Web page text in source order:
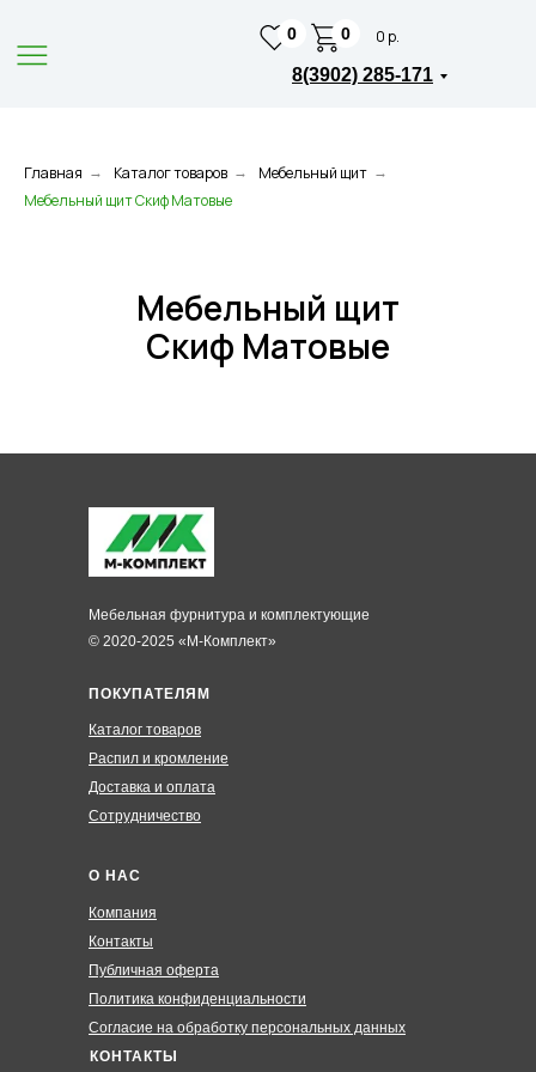
8(3902) 285-171
0 0 р.
0
Главная → Каталог товаров → Мебельный щит →
Мебельный щит Скиф Матовые
Мебельный щит
Скиф Матовые
ПОКУПАТЕЛЯМ
Каталог товаров
Распил и кромление
Доставка и оплата
Сотрудничество
О НАС
Компания
Контакты
Публичная оферта
Политика конфиденциальности
Согласие на обработку персональных данных
КОНТАКТЫ
© 2020-2025 «М-Комплект»
Мебельная фурнитура и комплектующие